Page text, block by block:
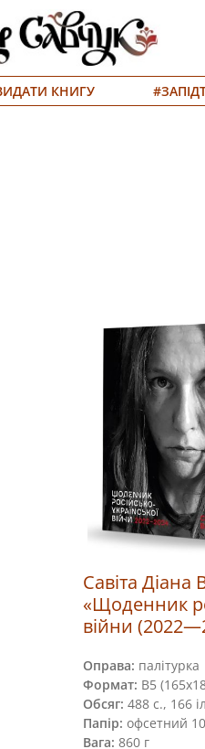
КНИГУ
Савіта Діана
«Щоденник
війни
Оправа: палітурка
Формат: В5
Обсяг: 488 с., 166
Папір: офсетний
Вага: 860 г